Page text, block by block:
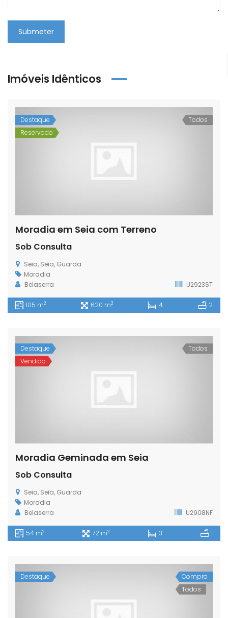
Submeter
Imóveis Idênticos
Destaque
Reservado
Todos
Moradia em Seia com Terreno
Sob Consulta
Seia, Seia, Guarda
Moradia
Belaserra
U2923ST
105 m2 620 m2 4 2
Destaque
Vendido
Todos
Moradia Geminada em Seia
Sob Consulta
Seia, Seia, Guarda
Moradia
Belaserra
U2908NF
54 m2 72 m2 3 1
Destaque
Compra
Todos